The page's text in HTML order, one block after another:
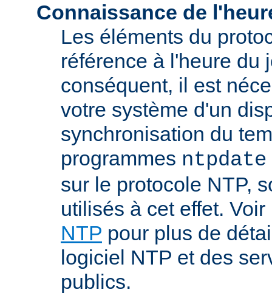
Connaissance de
Les éléments du
référence à l'heure du
conséquent, il est
votre système d'un
synchronisation du
programmes ntpdate
sur le protocole NTP,
utilisés à cet effet.
NTP pour plus de
logiciel NTP et des
publics.